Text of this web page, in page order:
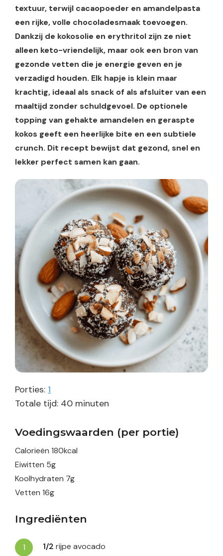
textuur, terwijl cacaopoeder en amandelpasta
een rijke, volle chocoladesmaak toevoegen.
Dankzij de kokosolie en erythritol zijn ze niet
alleen keto-vriendelijk, maar ook een bron van
gezonde vetten die je energie geven en je
verzadigd houden. Elk hapje is klein maar
krachtig, ideaal als snack of als afsluiter van een
maaltijd zonder schuldgevoel. De optionele
topping van gehakte amandelen en geraspte
kokos geeft een heerlijke bite en een subtiele
crunch. Dit recept bewijst dat gezond, snel en
lekker perfect samen kan gaan.
Porties: 1
Totale tijd: 40minuten
minuten
Voedingswaarden (per portie)
Calorieën 180kcal
Eiwitten 5g
Koolhydraten 7g
Vetten 16g
Ingrediënten
1/2 rijpe avocado